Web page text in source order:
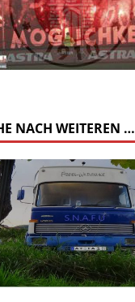
NACH WEITEREN …